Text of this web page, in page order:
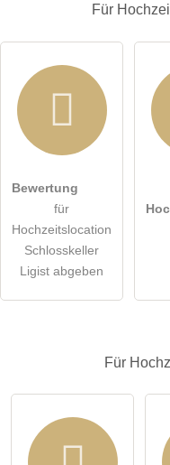
Die Datenschutzerklärung
öffentliche Frage
Hinweis:Bitte beachten
Hochzeitslocation-
Für
Bewertung
für
Hochzeitslocation
Schlosskeller
Ligist abgeben
Für